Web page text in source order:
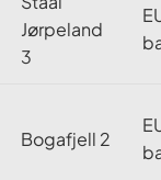
Jørpeland
3
Bogafjell 2